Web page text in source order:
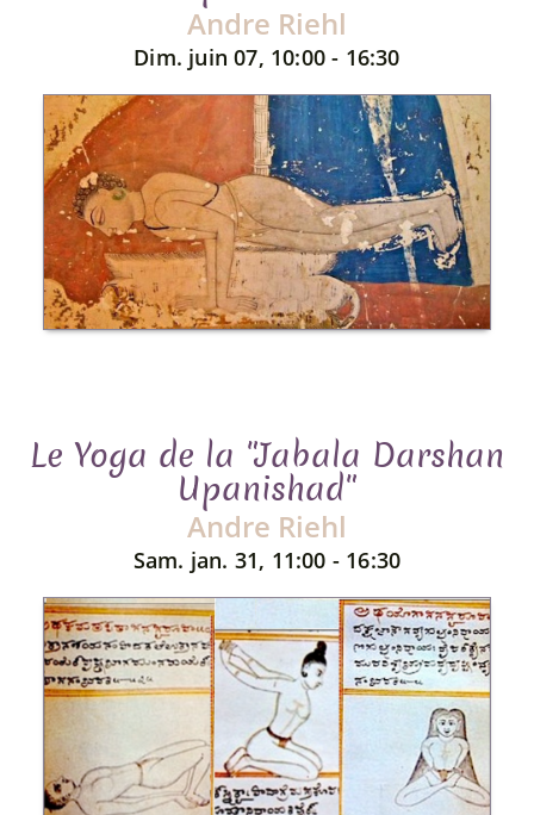
Andre Riehl
Dim. juin 07, 10:00 - 16:30
Le Yoga de la "Jabala Darshan
Upanishad"
Andre Riehl
Sam. jan. 31, 11:00 - 16:30